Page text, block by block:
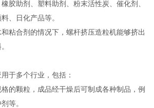
胶助剂、塑料助剂、粉末活性炭、催化剂、
、日化产品等‌。
粘合剂的情况下，螺杆挤压造粒机能够挤出
于多个行业，包括：
的颗粒，成品经干燥后可制成各种制品，例
等‌。